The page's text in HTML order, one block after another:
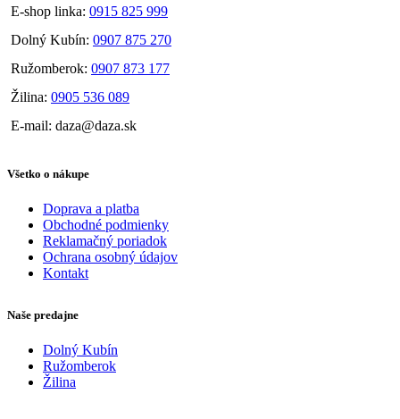
E-shop linka: 0915 825 999
Dolný Kubín: 0907 875 270
Ružomberok: 0907 873 177
Žilina: 0905 536 089
E-mail: daza@daza.sk
Všetko o nákupe
Doprava a platba
Obchodné podmienky
Reklamačný poriadok
Ochrana osobný údajov
Kontakt
Naše predajne
Dolný Kubín
Ružomberok
Žilina